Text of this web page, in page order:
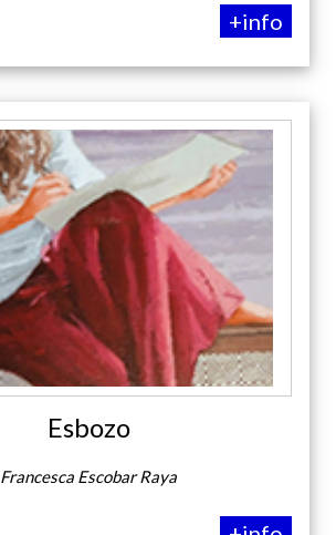
+info
Esbozo
Francesca Escobar Raya